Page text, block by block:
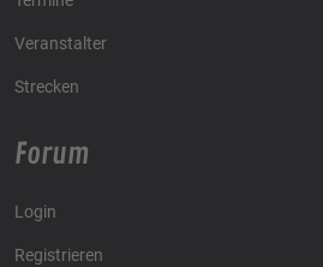
Veranstalter
Strecken
Forum
Login
Registrieren